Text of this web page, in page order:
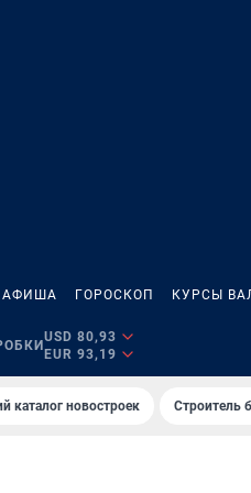
АФИША ГОРОСКОП КУРСЫ
USD 80,93
EUR 93,19
каталог новостроек Строитель